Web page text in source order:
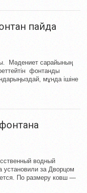
пайда
Мәдениет сарайының
фонтанды
мұнда ішіне
водный
установили за Дворцом
По размеру ковш —